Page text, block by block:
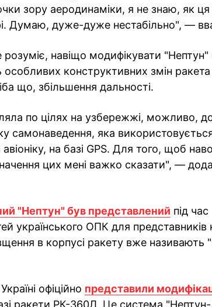
зору аеродинаміки, я не знаю, як ця
Думаю, дуже-дуже нестабільно", —
розуміє, навіщо модифікувати
особливих конструктивних змін
що, збільшення дальності.
по цілях на узбережжі, можливо,
самонаведення, яка
на базі GPS. Для того, щоб
цих мені важко сказати", —
"Нептун" був представлений під час
українського ОПК для представників
в корпусі ракету вже називають
офіційно представили
ракети РК-360Л. Це система "Нептун-